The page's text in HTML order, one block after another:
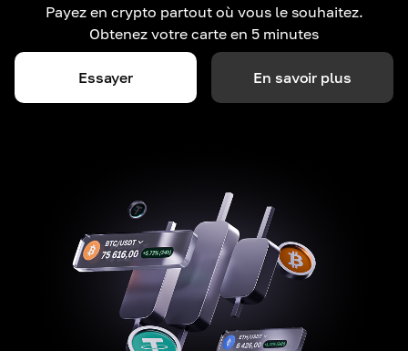
Payez en crypto partout où vous le souhaitez.
Obtenez votre carte en 5 minutes
Essayer En savoir plus